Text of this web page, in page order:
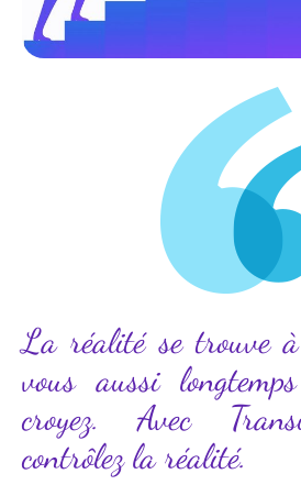
La réalité se trouve à
vous aussi
croyez. Avec
contrôlez la réalité.